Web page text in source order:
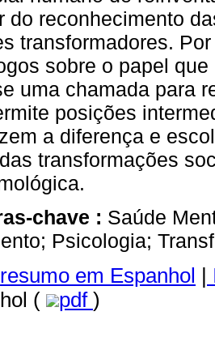
do reconhecimento
transformadores.
sobre o papel
uma chamada para
posições
a diferença e
transformações
chave : Saúde
Psicologia;
resumo em Espanhol |
(
pdf )